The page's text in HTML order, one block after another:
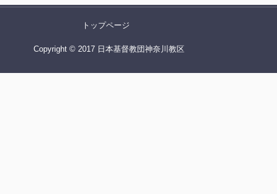
トップページ
Copyright © 2017 日本基督教団神奈川教区